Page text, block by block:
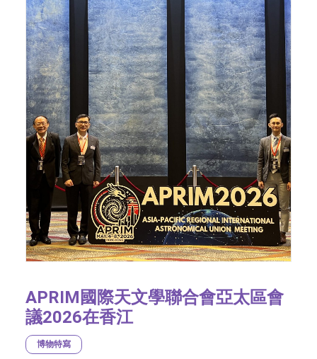
APRIM國際天文學聯合會亞太區會
議2026在香江
博物特寫